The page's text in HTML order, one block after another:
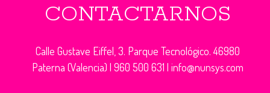
CONTACTARNOS
Calle Gustave Eiffel, 3. Parque Tecnológico. 46980
Paterna (Valencia) | 960 500 631 | info@nunsys.com